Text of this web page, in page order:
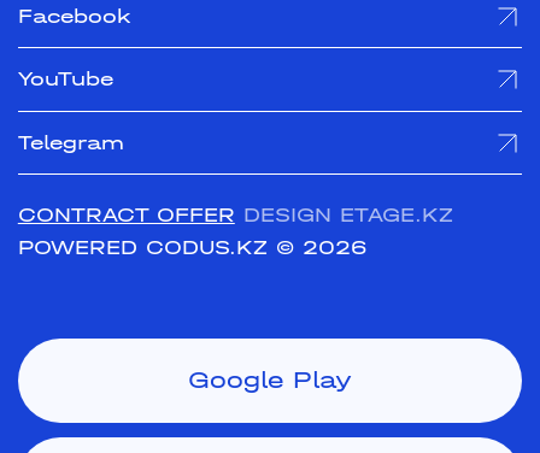
Facebook
YouTube
Telegram
CONTRACT OFFER DESIGN ETAGE.KZ
POWERED CODUS.KZ © 2026
Google Play